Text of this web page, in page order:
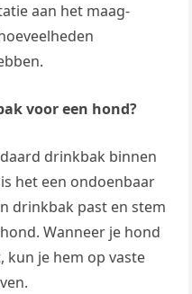
aan het maag-
voor een hond?
drinkbak binnen
het een ondoenbaar
drinkbak past en stem
Wanneer je hond
kun je hem op vaste